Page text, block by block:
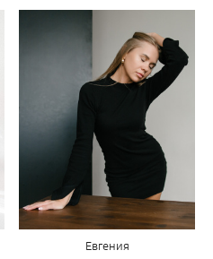
Евгения